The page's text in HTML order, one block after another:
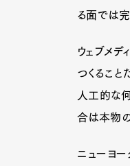
る面では
ウェブメディ
つくるこ
人工的な
合は本物の
ニューヨ